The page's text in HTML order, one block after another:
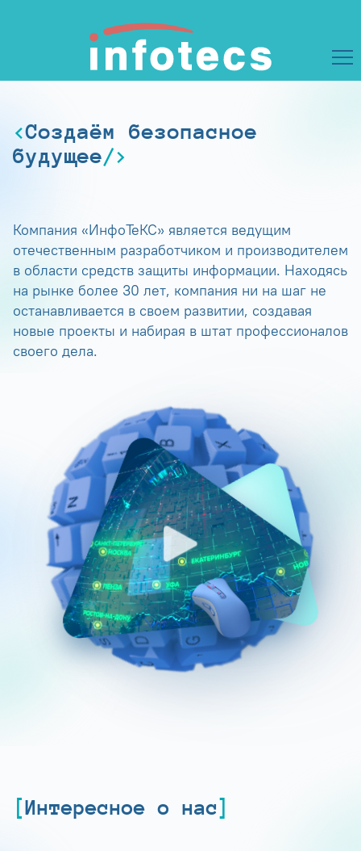
Создаём безопасное
будущее
Компания «ИнфоТеКС» является ведущим
отечественным разработчиком и производителем
в области средств защиты информации. Находясь
на рынке более 30 лет, компания ни на шаг не
останавливается в своем развитии, создавая
новые проекты и набирая в штат профессионалов
своего дела.
Интересное о нас